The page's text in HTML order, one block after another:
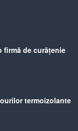
firmă de curățenie
termoizolante